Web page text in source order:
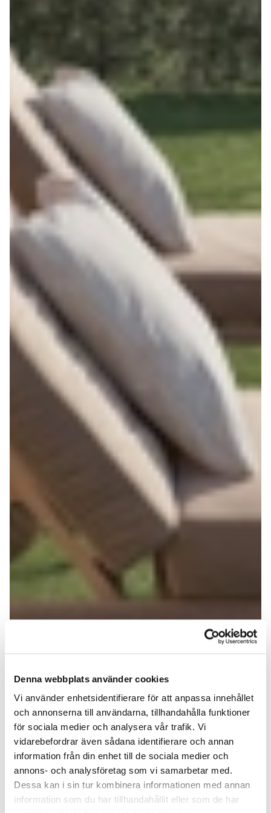
Denna webbplats använder cookies
Vi använder enhetsidentifierare för att anpassa innehållet
och annonserna till användarna, tillhandahålla funktioner
för sociala medier och analysera vår trafik. Vi
vidarebefordrar även sådana identifierare och annan
information från din enhet till de sociala medier och
annons- och analysföretag som vi samarbetar med.
Dessa kan i sin tur kombinera informationen med annan
information som du har tillhandahållit eller som de har